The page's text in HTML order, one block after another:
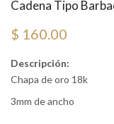
Cadena Tipo
$ 160.00
Descripción:
Chapa de oro 18k
3mm de ancho